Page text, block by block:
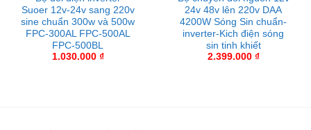
Suoer 12v-24v sang 220v
sine chuẩn 300w và 500w
FPC-300AL FPC-500AL
FPC-500BL
1.030.000 ₫
24v 48v lên 220v DAA
4200W Sóng Sin chuẩn-
inverter-Kich điện sóng
sin tinh khiết
2.399.000 ₫